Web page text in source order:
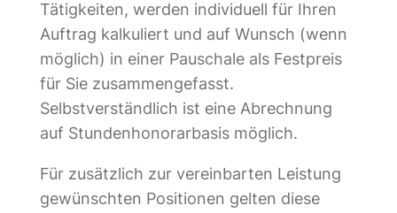
Tätigkeiten, werden individuell für Ihren
Auftrag kalkuliert und auf Wunsch (wenn
möglich) in einer Pauschale als Festpreis
für Sie zusammengefasst.
Selbstverständlich ist eine Abrechnung
auf Stundenhonorarbasis möglich.
Für zusätzlich zur vereinbarten Leistung
gewünschten Positionen gelten diese